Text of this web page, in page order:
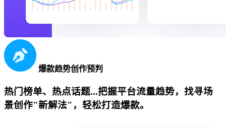
爆款趋势创作预判
热门榜单、热点话题...把握平台流量趋势，找寻场
景创作"新解法"，轻松打造爆款。